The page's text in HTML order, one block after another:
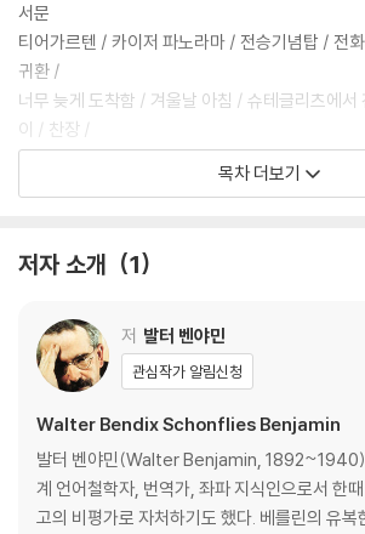
서문
티어가르텐 / 카이저 파노라마 / 전승기념탑 / 전
귀환 /
너무 늦게 도착함 / 겨울날 아침 / 슈테글리츠에서
이 / 찬장 /
성에 눈뜨다 / 부고 / 마그데부르크 광장의 시장 /
원숭이 연극 / 신열 / 두 개의 취주악단 / 오락서적
유령 / 책상 / 크리스마스 천사 / 장롱들 / 거지와
/ 반짇고리 /
사고와 범죄 / 로지아 / 크루메 가 / 공작새 섬과 글
쟁이
베를린 연대기
목차 더보기
저자 소개 1
저 발터 벤야민
관심작가 알림신청
Walter Bendix Schonflies Benjamin
발터 벤야민(Walter Benjamin, 1892~1940)
계 언어철학자, 번역가, 좌파 지식인으로서 한
고의 비평가로 자처하기도 했다. 베를린의 유복